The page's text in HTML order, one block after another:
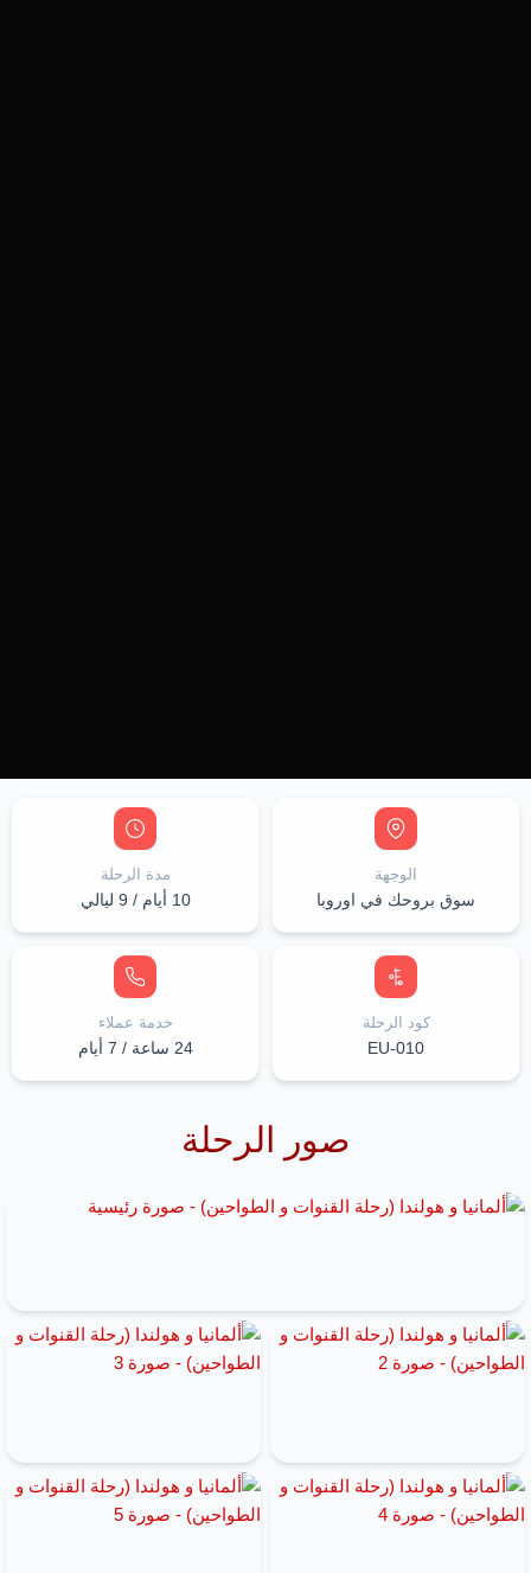
الوجهة
سوق بروحك في اوروبا
مدة الرحلة
10 أيام / 9 ليالي
كود الرحلة
EU-010
خدمة عملاء
24 ساعة / 7 أيام
صور الرحلة